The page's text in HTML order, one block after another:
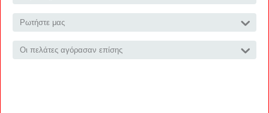
Ρωτήστε μας
Οι πελάτες αγόρασαν επίσης